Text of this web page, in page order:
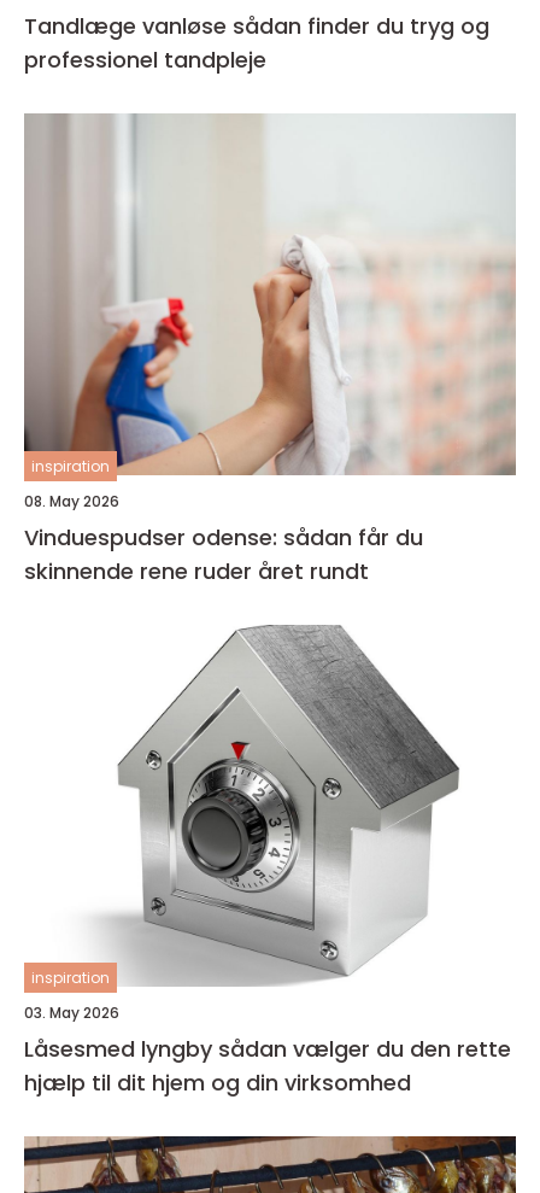
Tandlæge vanløse sådan finder du tryg og
professionel tandpleje
inspiration
08. May 2026
Vinduespudser odense: sådan får du
skinnende rene ruder året rundt
inspiration
03. May 2026
Låsesmed lyngby sådan vælger du den rette
hjælp til dit hjem og din virksomhed